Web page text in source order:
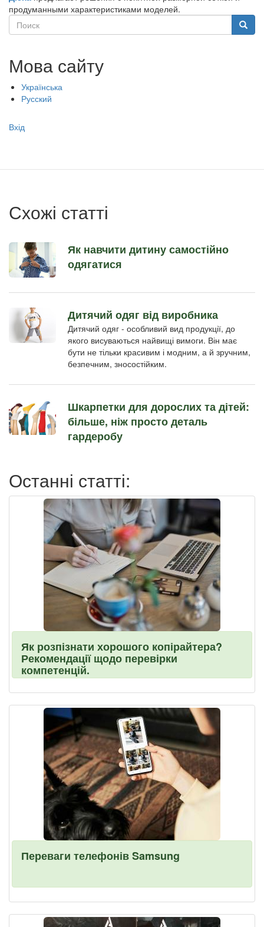
продуманными характеристиками моделей.
Поиск
Поиск
Мова сайту
Українська
Русский
Меню
записи
Вхід
Схожі статті
Як навчити дитину самостійно
одягатися
Дитячий одяг від виробника
Дитячий одяг - особливий вид продукції, до
якого висуваються найвищі вимоги. Він має
бути не тільки красивим і модним, а й зручним,
безпечним, зносостійким.
Шкарпетки для дорослих та дітей:
більше, ніж просто деталь
гардеробу
Останні статті:
Як розпізнати хорошого копірайтера?
Рекомендації щодо перевірки
компетенцій.
Переваги телефонів Samsung